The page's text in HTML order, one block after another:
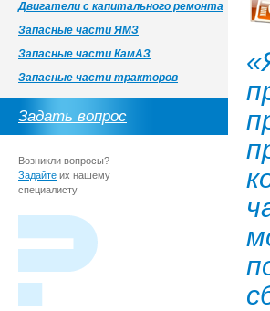
Двигатели с капитального ремонта
Запасные части ЯМЗ
Запасные части КамАЗ
Запасные части тракторов
Задать вопрос
Возникли вопросы?
Задайте их нашему
специалисту